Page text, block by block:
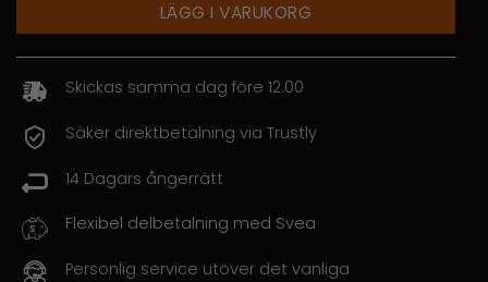
LÄGG I VARUKORG
Skickas samma dag före 12.00
Säker direktbetalning via Trustly
14 Dagars ångerrätt
Flexibel delbetalning med Svea
Personlig service utöver det vanliga